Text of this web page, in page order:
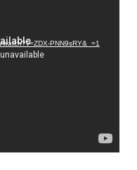
PNN9sRY&_=1